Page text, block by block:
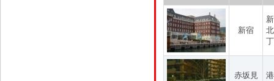
新宿
赤坂見